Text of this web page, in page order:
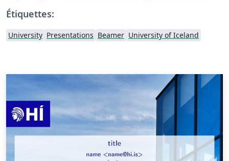
Étiquettes:
University Presentations Beamer University of Iceland